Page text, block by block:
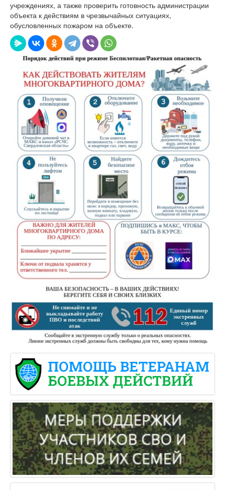
учреждениях, а также проверить готовность администрации
объекта к действиям в чрезвычайных ситуациях,
обусловленных пожаром на объекте.